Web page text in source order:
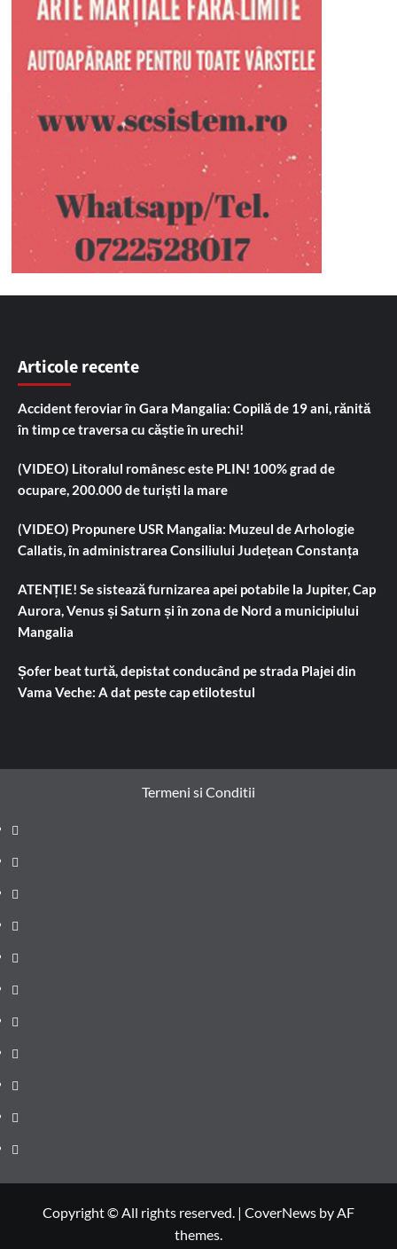
Articole recente
Accident feroviar în Gara Mangalia: Copilă de 19 ani, rănită
în timp ce traversa cu căștie în urechi!
(VIDEO) Litoralul românesc este PLIN! 100% grad de
ocupare, 200.000 de turiști la mare
(VIDEO) Propunere USR Mangalia: Muzeul de Arhologie
Callatis, în administrarea Consiliului Județean Constanța
ATENȚIE! Se sistează furnizarea apei potabile la Jupiter, Cap
Aurora, Venus și Saturn și în zona de Nord a municipiului
Mangalia
Șofer beat turtă, depistat conducând pe strada Plajei din
Vama Veche: A dat peste cap etilotestul
Termeni si Conditii
Prima
pagină
Știri
de
ultima
Administrație
locală
Actualitate
Justiție
Cultura
Sănătate
Litoral
Joburi
Politică
Comunicate
Copyright © All rights reserved. | CoverNews by AF
themes.